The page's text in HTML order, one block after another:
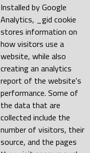
Installed by Google
Analytics, _gid cookie
stores information on
how visitors use a
website, while also
creating an analytics
report of the website's
performance. Some of
the data that are
collected include the
number of visitors, their
source, and the pages